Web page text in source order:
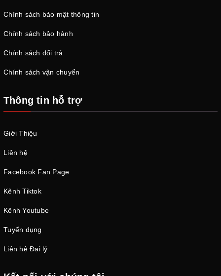
Chính sách bảo mật thông tin
Chính sách bảo hành
Chính sách đổi trả
Chính sách vận chuyển
Thông tin hỗ trợ
Giới Thiệu
Liên hệ
Facebook Fan Page
Kênh Tiktok
Kênh Youtube
Tuyển dụng
Liên hệ Đại lý